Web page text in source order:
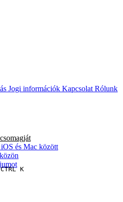
Jogi információk Kapcsolat Rólunk
CTRL K
és Mac között